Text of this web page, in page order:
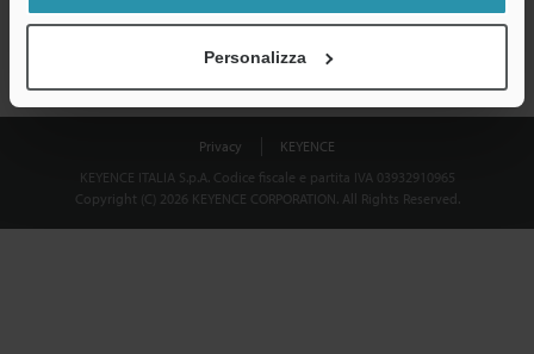
Personalizza
Privacy
KEYENCE
KEYENCE ITALIA S.p.A. Codice fiscale e partita IVA 03932910965
Copyright (C) 2026 KEYENCE CORPORATION. All Rights Reserved.